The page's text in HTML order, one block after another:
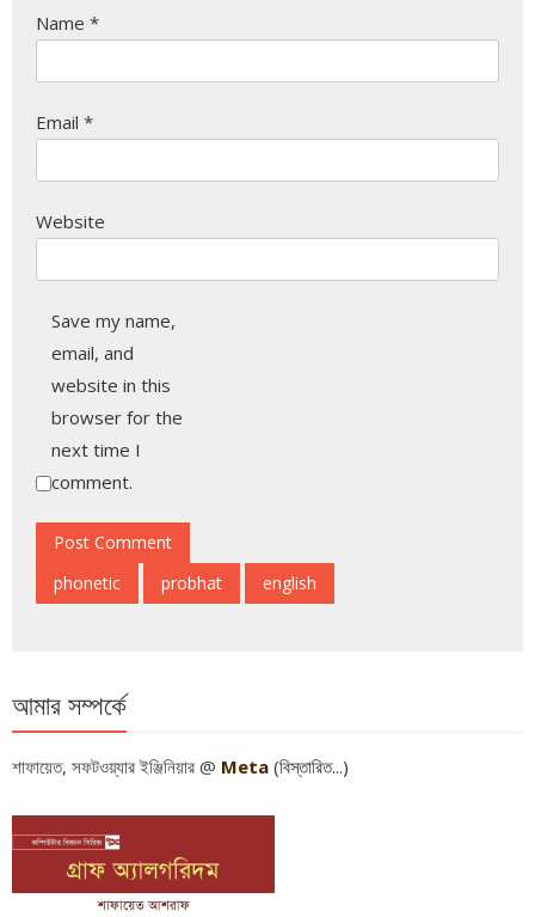
Name *
Email *
Website
Save my name,
email, and
website in this
browser for the
next time I
comment.
আমার সম্পর্কে
শাফায়েত, সফটওয়্যার ইঞ্জিনিয়ার @ Meta (বিস্তারিত...)